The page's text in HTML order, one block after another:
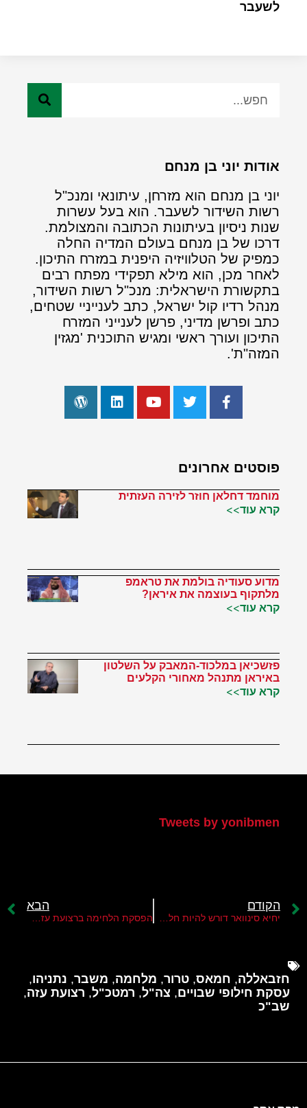
לשעבר
אודות יוני בן מנחם
יוני בן מנחם הוא מזרחן, עיתונאי ומנכ"ל
רשות השידור לשעבר. הוא בעל עשרות
שנות ניסיון בעיתונות הכתובה והמצולמת.
דרכו של בן מנחם בעולם המדיה החלה
כמפיק של הטלוויזיה היפנית במזרח התיכון.
לאחר מכן, הוא מילא תפקידי מפתח רבים
בתקשורת הישראלית: מנכ"ל רשות השידור,
מנהל רדיו קול ישראל, כתב לענייניי שטחים,
כתב ופרשן מדיני, פרשן לענייני המזרח
התיכון ועורך ראשי ומגיש התוכנית 'מגזין
המזה"ת'.
פוסטים אחרונים
מוחמד דחלאן חוזר לזירה העזתית
קרא עוד>>
מדוע סעודיה בולמת את טראמפ
מלתקוף בעוצמה את איראן?
קרא עוד>>
פזשכיאן במלכוד-המאבק על השלטון
באיראן מתנהל מאחורי הקלעים
קרא עוד>>
Tweets by yonibmen
הקודם הבא
חזבאללה, חמאס, טרור, מלחמה, משבר, נתניהו,
עסקת חילופי שבויים, צה"ל, רמטכ"ל, רצועת עזה,
שב"כ